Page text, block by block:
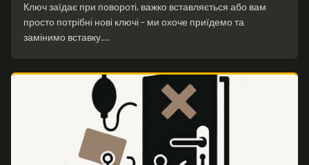
Ключ заїдає при повороті, важко вставляється або вам
просто потрібні нові ключі – ми охоче приїдемо та
замінимо вставку.…